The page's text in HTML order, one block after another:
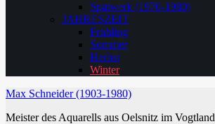
Spätwerk (1970-1980)
JAHRESZEIT
Frühling
Sommer
Herbst
Winter
Max Schneider (1903-1980)
Meister des Aquarells aus Oelsnitz im Vogtland